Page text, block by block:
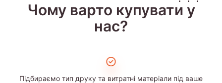
Чому варто купувати у
нас?
Підбираємо тип друку та витратні матеріали під ваше